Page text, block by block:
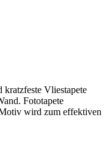
kratzfeste Vliestapete
Fototapete
wird zum effektiven